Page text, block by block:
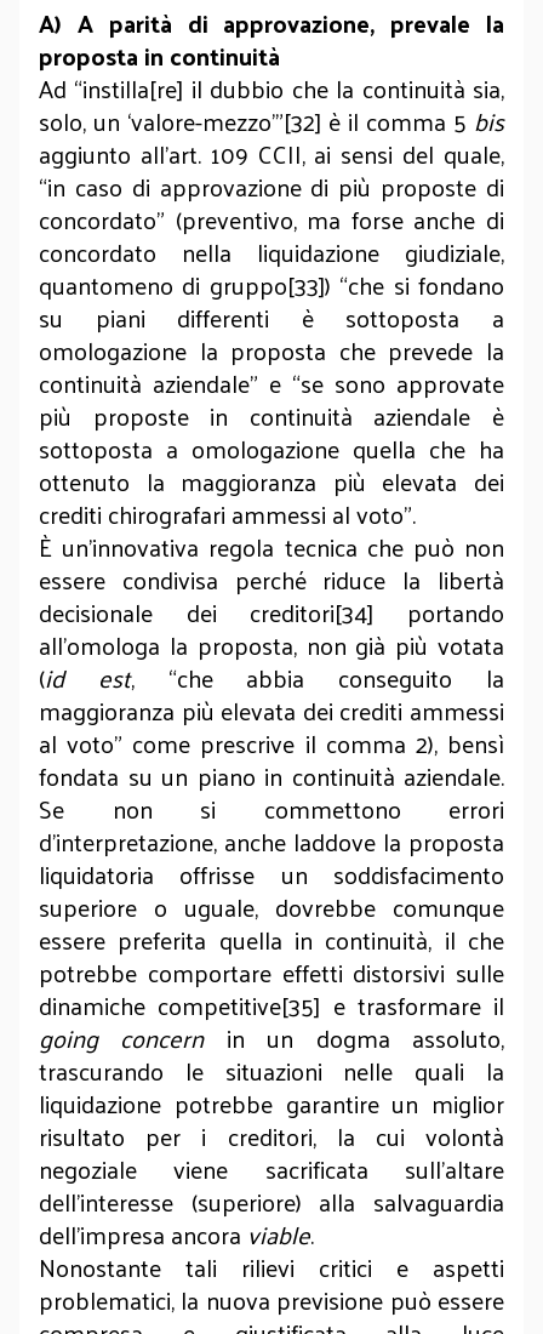
A) A parità di approvazione, prevale la
proposta in continuità
Ad “instilla[re] il dubbio che la continuità sia,
solo, un ‘valore-mezzo’”[32] è il comma 5 bis
aggiunto all’art. 109 CCII, ai sensi del quale,
“in caso di approvazione di più proposte di
concordato” (preventivo, ma forse anche di
concordato nella liquidazione giudiziale,
quantomeno di gruppo[33]) “che si fondano
su piani differenti è sottoposta a
omologazione la proposta che prevede la
continuità aziendale” e “se sono approvate
più proposte in continuità aziendale è
sottoposta a omologazione quella che ha
ottenuto la maggioranza più elevata dei
crediti chirografari ammessi al voto”.
È un’innovativa regola tecnica che può non
essere condivisa perché riduce la libertà
decisionale dei creditori[34] portando
all’omologa la proposta, non già più votata
(id est, “che abbia conseguito la
maggioranza più elevata dei crediti ammessi
al voto” come prescrive il comma 2), bensì
fondata su un piano in continuità aziendale.
Se non si commettono errori
d’interpretazione, anche laddove la proposta
liquidatoria offrisse un soddisfacimento
superiore o uguale, dovrebbe comunque
essere preferita quella in continuità, il che
potrebbe comportare effetti distorsivi sulle
dinamiche competitive[35] e trasformare il
going concernin un dogma assoluto,
trascurando le situazioni nelle quali la
liquidazione potrebbe garantire un miglior
risultato per i creditori, la cui volontà
negoziale viene sacrificata sull’altare
dell’interesse (superiore) alla salvaguardia
dell’impresa ancora viable.
Nonostante tali rilievi critici e aspetti
problematici, la nuova previsione può essere